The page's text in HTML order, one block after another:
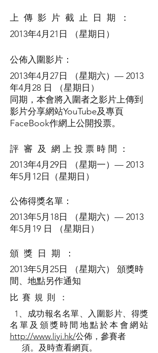
上 傳 影 片 截 止 日 期 ：
2013年4月21日 （星期日）
公佈入圍影片：
2013年4月27日 （星期六）— 2013
年4月28 日 （星期日）
同期，本會將入圍者之影片上傳到
影片分享網站YouTube及專頁
FaceBook作網上公開投票。
評 審 及 網 上 投 票 時 間 ：
2013年4月29日 （星期一）— 2013
年5月12日（星期日）
公佈得獎名單：
2013年5月18日 （星期六）— 2013
年5月19 日 （星期日）
頒 獎 日 期 ：
2013年5月25日 （星期六） 頒獎時
間、地點另作通知
比 賽 規 則 ：
1、成功報名名單、入圍影片、得獎
名單及頒獎時間地點於本會網站
http://www.liyi.hk/公佈，參賽者
須。及時查看網頁。